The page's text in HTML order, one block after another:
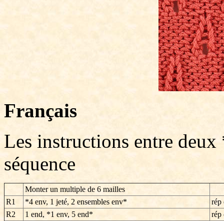
Français
Les instructions entre
séquence
Monter un multiple de 6 mailles
R1
*4 env, 1 jeté, 2 ensembles env*
rép
R2
1 end, *1 env, 5 end*
rép